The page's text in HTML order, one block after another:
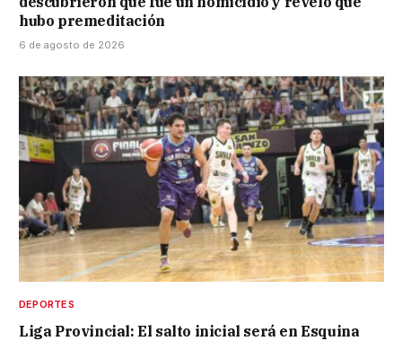
hubo premeditación
6 de agosto de 2026
DEPORTES
Liga Provincial: El salto inicial será en Esquina